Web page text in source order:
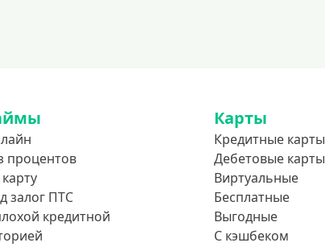
процентов
залог ПТС
кредитной
Карты
Кредитные карты
Дебетовые карты
Виртуальные
Бесплатные
Выгодные
С кэшбеком